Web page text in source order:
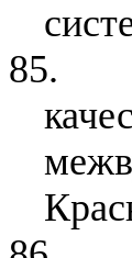
85.